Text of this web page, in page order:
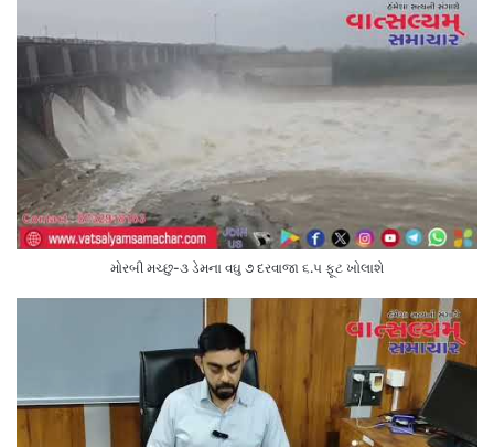
મોરબી મચ્છુ-૩ ડેમના વઘુ ૭ દરવાજા ૬.૫ ફૂટ ખોલાશે